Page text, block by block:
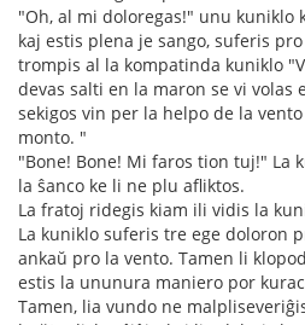
"Oh, al mi doloregas!" unu kuniklo
kaj estis plena je sango, suferis
trompis al la kompatinda kuniklo
devas salti en la maron se vi volas
sekigos vin per la helpo de la
monto. "
"Bone! Bone! Mi faros tion tuj!" La
la ŝanco ke li ne plu afliktos.
La fratoj ridegis kiam ili vidis la
La kuniklo suferis tre ege doloron
ankaŭ pro la vento. Tamen li
estis la ununura maniero por
Tamen, lia vundo ne